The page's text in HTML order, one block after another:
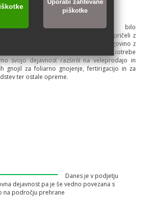
Uporabi zahtevane
piškotke
Podjetje je bilo
1990. V majhnih kletnih prostorih smo pričeli z
svetovanja. Kmalu smo odprli svojo trgovino z
prvi laboratorij za analize vina za potrebe
svojo dejavnost razširili na veleprodajo in
gnojil za foliarno gnojenje, fertirigacijo in za
ter ostale opreme.
Danes je v podjetju
dejavnost pa je še vedno povezana s
na področju prehrane